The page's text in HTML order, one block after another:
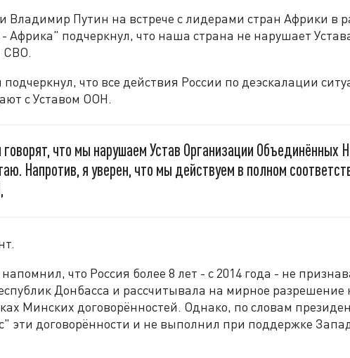
Владимир Путин на встрече с лидерами стран Африки в
Африка" подчеркнул, что наша страна не нарушает
СВО.
что все действия России по деэскалации
с Уставом ООН.
что мы нарушаем Устав Организации Объединённых
Напротив, я уверен, что мы действуем в полном
что Россия более 8 лет - с 2014 года - не
Донбасса и рассчитывала на мирное разрешение
Минских договорённостей. Однако, по словам
эти договорённости и не выполнил при поддержке